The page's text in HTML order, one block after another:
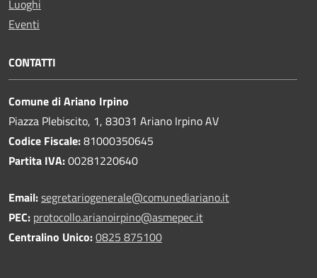
Luoghi
Eventi
CONTATTI
Comune di Ariano Irpino
Piazza Plebiscito, 1, 83031 Ariano Irpino AV
Codice Fiscale:81000350645
Partita IVA:00281220640
Email:segretariogenerale@comunediariano.it
PEC: protocollo.arianoirpino@asmepec.it
Centralino Unico:0825 875100